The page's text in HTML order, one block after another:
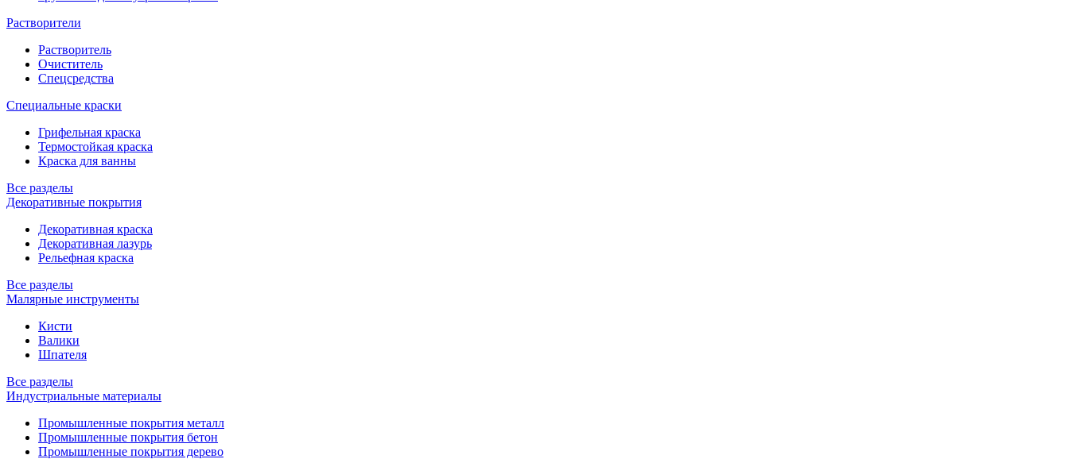
Растворители
Растворитель
Очиститель
Спецсредства
Специальные краски
Грифельная краска
Термостойкая краска
Краска для ванны
Все разделы
Декоративные покрытия
Декоративная краска
Декоративная лазурь
Рельефная краска
Все разделы
Малярные инструменты
Кисти
Валики
Шпателя
Все разделы
Индустриальные материалы
Промышленные покрытия металл
Промышленные покрытия бетон
Промышленные покрытия дерево